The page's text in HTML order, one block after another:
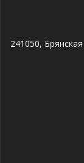
241050,